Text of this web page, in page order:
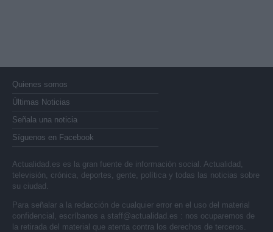
Quienes somos
Últimas Noticias
Señala una noticia
Síguenos en Facebook
Actualidad.es es la gran fuente de información social. Actualidad,
televisión, crónica, deportes, gente, política y todas las noticias sobre
su ciudad.
Para señalar a la redacción de cualquier error en el uso del material
confidencial, escríbanos a staff@actualidad.es : nos ocuparemos de
la retirada del material que atenta contra los derechos de terceros.